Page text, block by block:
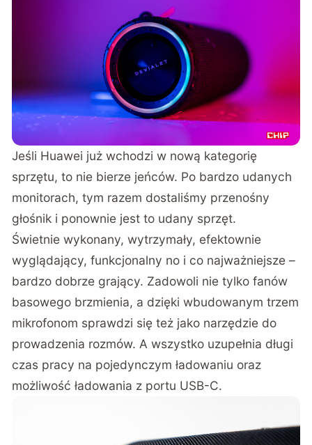
Jeśli Huawei już wchodzi w nową kategorię
sprzętu, to nie bierze jeńców. Po bardzo udanych
monitorach, tym razem dostaliśmy przenośny
głośnik i ponownie jest to udany sprzęt.
Świetnie wykonany, wytrzymały, efektownie
wyglądający, funkcjonalny no i co najważniejsze –
bardzo dobrze grający. Zadowoli nie tylko fanów
basowego brzmienia, a dzięki wbudowanym trzem
mikrofonom sprawdzi się też jako narzędzie do
prowadzenia rozmów. A wszystko uzupełnia długi
czas pracy na pojedynczym ładowaniu oraz
możliwość ładowania z portu USB-C.